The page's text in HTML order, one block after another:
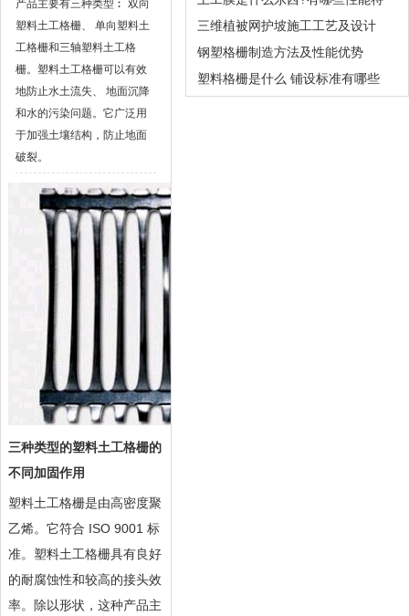
三维植被网护坡施工工艺及设计
钢塑格栅制造方法及性能优势
塑料格栅是什么 铺设标准有哪些
产品主要有三种类型︰ 双向
塑料土工格栅、 单向塑料土
工格栅和三轴塑料土工格
栅。塑料土工格栅可以有效
地防止水土流失、 地面沉降
和水的污染问题。它广泛用
于加强土壤结构，防止地面
破裂。
三种类型的塑料土工格栅的
不同加固作用
塑料土工格栅是由高密度聚
乙烯。它符合 ISO 9001 标
准。塑料土工格栅具有良好
的耐腐蚀性和较高的接头效
率。除以形状，这种产品主